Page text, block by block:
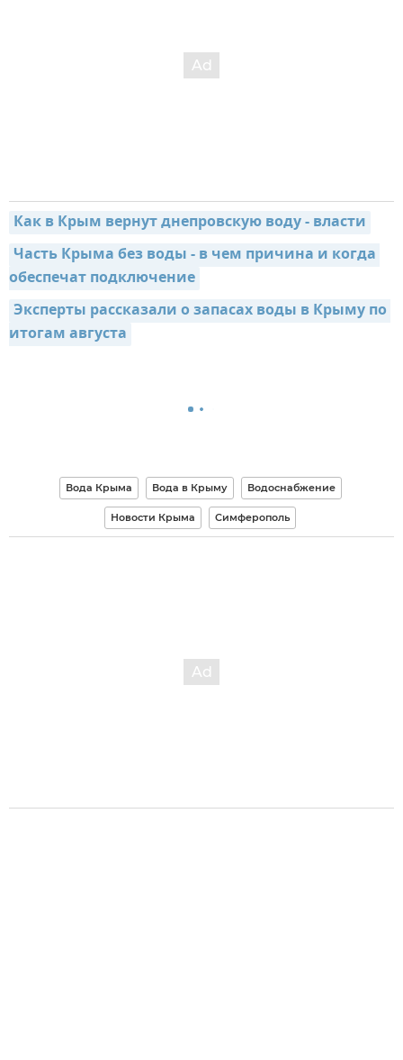
Как в Крым вернут днепровскую воду - власти
Часть Крыма без воды - в чем причина и когда
обеспечат подключение
Эксперты рассказали о запасах воды в Крыму по
итогам августа
Вода Крыма Вода в Крыму Водоснабжение
Новости Крыма Симферополь